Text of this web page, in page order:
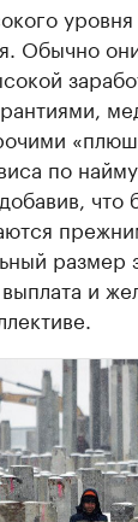
уровня
Обычно
по
что
размер
и